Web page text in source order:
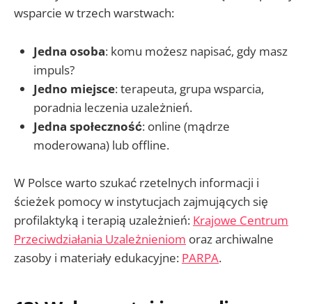
wsparcie w trzech warstwach:
Jedna osoba: komu możesz napisać, gdy masz
impuls?
Jedno miejsce: terapeuta, grupa wsparcia,
poradnia leczenia uzależnień.
Jedna społeczność: online (mądrze
moderowana) lub offline.
W Polsce warto szukać rzetelnych informacji i
ścieżek pomocy w instytucjach zajmujących się
profilaktyką i terapią uzależnień: Krajowe Centrum
Przeciwdziałania Uzależnieniom oraz archiwalne
zasoby i materiały edukacyjne: PARPA.